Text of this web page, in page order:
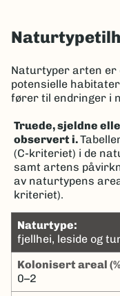
Naturtyper arten er
potensielle
fører til endringer i
Truede, sjeldne
observert i.
(C-kriteriet) i de
samt artens
av naturtypens
kriteriet).
naturtype:
fjellhei, leside og
kolonisert areal
0–2